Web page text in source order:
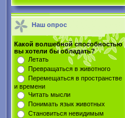
Наш опрос
Какой волшебной способностью
вы хотели бы обладать?
Летать
Превращаться в животного
Перемещаться в пространстве
и времени
Читать мысли
Понимать язык животных
Становиться невидимым